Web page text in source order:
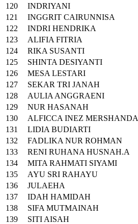
120
INDRIYANI
121
INGGRIT CAIRUNNISA
122
INDRI HENDRIKA
123
ALIFIA FITRIA
124
RIKA SUSANTI
125
SHINTA DESIYANTI
126
MESA LESTARI
127
SEKAR TRI JANAH
128
AULIA ANGGRAENI
129
NUR HASANAH
130
ALFICCA INEZ MERSHANDA
131
LIDIA BUDIARTI
132
FADLIKA NUR ROHMAN
133
RENI RUHANA HUSNAH.A
134
MITA RAHMATI SIYAMI
135
AYU SRI RAHAYU
136
JULAEHA
137
IDAH HAMIDAH
138
SIFA MUTMAINAH
139
SITI AISAH